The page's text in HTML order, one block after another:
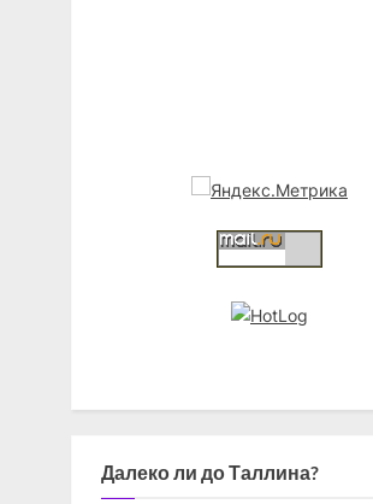
Далеко ли до Таллина?